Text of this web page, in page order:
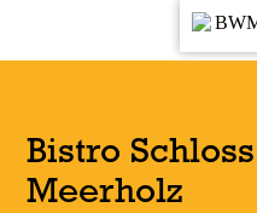
Bistro Schloss
Meerholz